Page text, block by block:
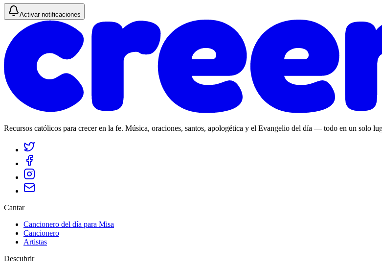
Activar notificaciones
Recursos católicos para crecer en la fe. Música, oraciones, santos, apologética y el Evangelio del día — todo en un solo
Cantar
Cancionero del día para Misa
Cancionero
Artistas
Descubrir